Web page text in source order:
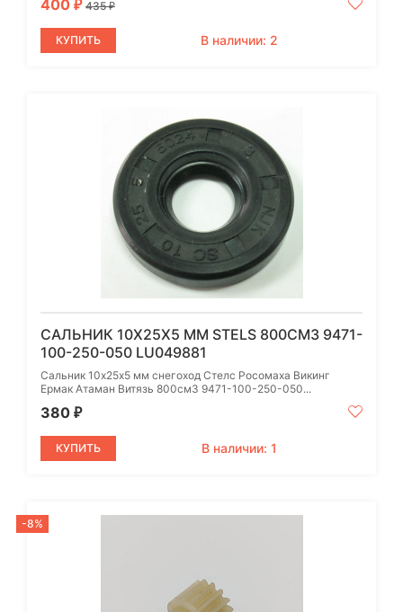
400 ₽ 435₽
КУПИТЬ В наличии: 2
САЛЬНИК 10Х25Х5 ММ STELS 800СМ3 9471-
100-250-050 LU049881
Сальник 10х25х5 мм снегоход Стелс Росомаха Викинг
Ермак Атаман Витязь 800см3 9471-100-250-050...
380 ₽
КУПИТЬ В наличии: 1
-8%